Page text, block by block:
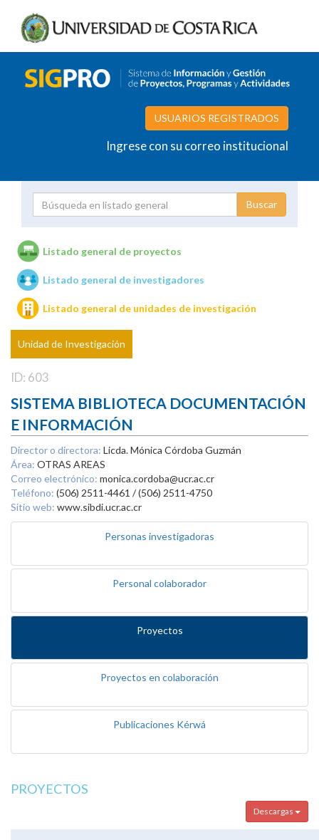
USUARIOS REGISTRADOS
Ingrese con su correo institucional
Unidades de investigación
Listado general de proyectos
Listado general de investigadores
Listado general de unidades de investigación
Unidad de Investigación
ID: 603
SISTEMA BIBLIOTECA DOCUMENTACIÓN
E INFORMACIÓN
Director o directora: Licda. Mónica Córdoba Guzmán
Área: OTRAS AREAS
Correo electrónico: monica.cordoba@ucr.ac.cr
Teléfono: (506) 2511-4461 / (506) 2511-4750
Sitio web: www.sibdi.ucr.ac.cr
Personas investigadoras
Personal colaborador
Proyectos
Proyectos en colaboración
Publicaciones Kérwá
PROYECTOS
Descargas